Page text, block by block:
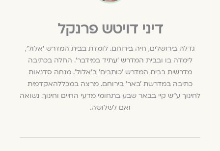
דיני דויטש פרנקל
גדלה בירושלים, חיה בירוחם. לומדת בבית המדרש 'אלול',
לימדה בו ובבית המדרש 'עתיד במידבר'. החלה בכתיבה
מדרשית בבית המדרש 'כותבים' ב'אלול'. מנחה סדנאות
כתיבה במדרשת 'באר' בירוחם. מרצה במכללהאקדמית
לחינוך ע"ש קיי בבאר שבע בתחומי מדעי החיים וחינוך. נשואה
ואם לשלושה.